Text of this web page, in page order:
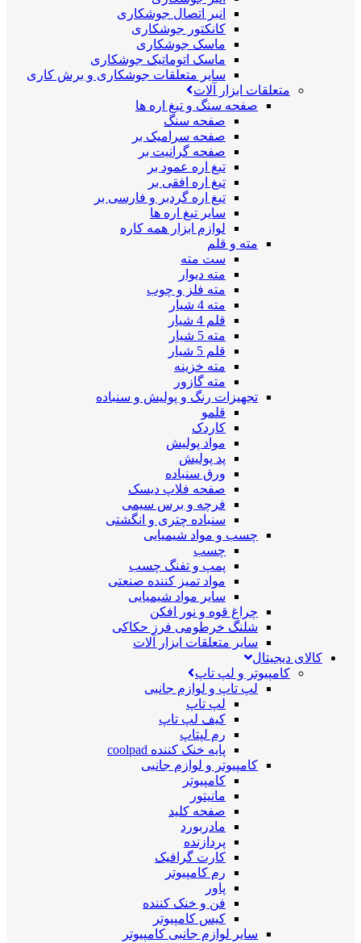
انبر اتصال جوشکاری
کانکتور جوشکاری
ماسک جوشکاری
ماسک اتوماتیک جوشکاری
سایر متعلقات جوشکاری و برش کاری
متعلقات ابزار آلات
صفحه سنگ و تیغ اره ها
صفحه سنگ
صفحه سرامیک بر
صفحه گرانیت بر
تیغ اره عمود بر
تیغ اره افقی بر
تیغ اره گردبر و فارسی بر
سایر تیغ اره ها
لوازم ابزار همه کاره
مته و قلم
ست مته
مته دیوار
مته فلز و چوب
مته 4 شیار
قلم 4 شیار
مته 5 شیار
قلم 5 شیار
مته خزینه
مته گازور
تجهیزات رنگ و پولیش و سنباده
قلمو
کاردک
مواد پولیش
پد پولیش
ورق سنباده
صفحه فلاپ دیسک
فرچه و برس سیمی
سنباده چتری و انگشتی
چسب و مواد شیمیایی
چسب
پمپ و تفنگ چسب
مواد تمیز کننده صنعتی
سایر مواد شیمیایی
چراغ قوه و نور افکن
شلنگ خرطومی فرز حکاکی
سایر متعلقات ابزار آلات
کالای دیجیتال
کامپیوتر و لپ تاپ
لپ تاپ و لوازم جانبی
لپ تاپ
کیف لپ تاپ
رم لپتاپ
پایه خنک کننده coolpad
کامپیوتر و لوازم جانبی
کامپیوتر
مانیتور
صفحه کلید
مادربورد
پردازنده
کارت گرافیک
رم کامپیوتر
پاور
فن و خنک کننده
کیس کامپیوتر
سایر لوازم جانبی کامپیوتر